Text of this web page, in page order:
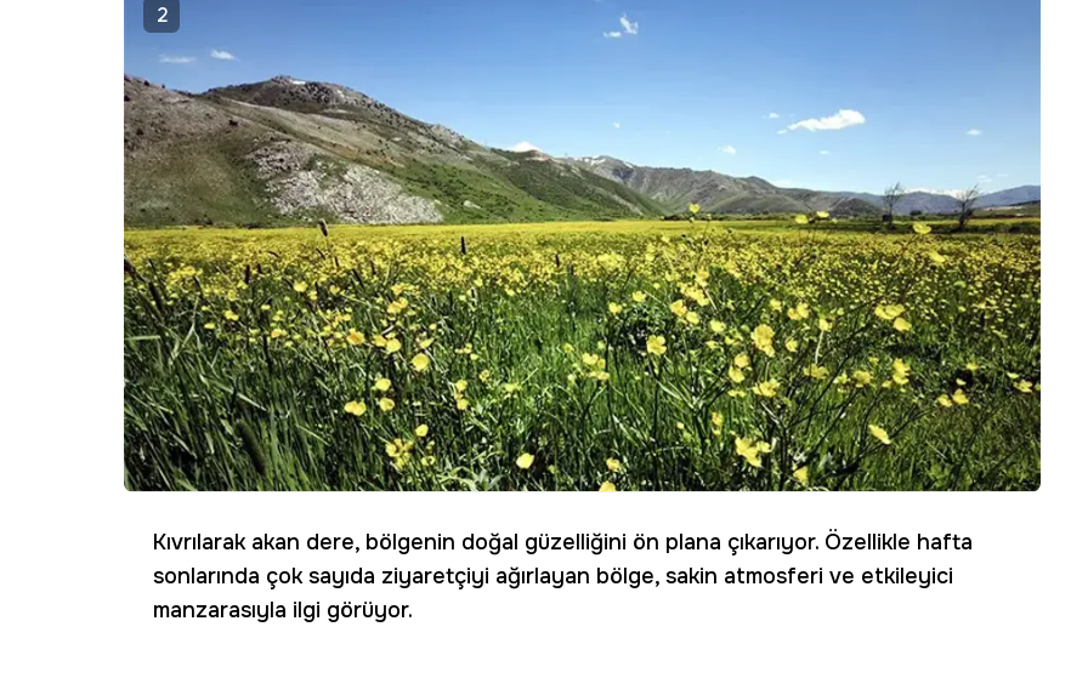
2
Kıvrılarak akan dere, bölgenin doğal güzelliğini ön plana çıkarıyor. Özellikle hafta
sonlarında çok sayıda ziyaretçiyi ağırlayan bölge, sakin atmosferi ve etkileyici
manzarasıyla ilgi görüyor.